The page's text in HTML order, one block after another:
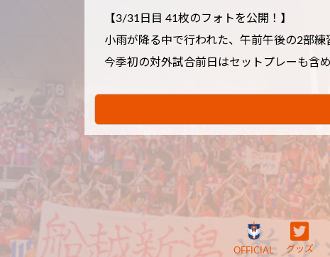
【3/31日目 41枚のフォトを公開！】
小雨が降る中で行われた、午前午後の2部練
今季初の対外試合前日はセットプレーも含
OFFICIAL グッズ